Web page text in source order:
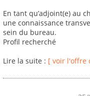
En tant qu’adjoint(e) au
une connaissance
sein du bureau.
Profil recherché
Lire la suite : [ voir l'offre